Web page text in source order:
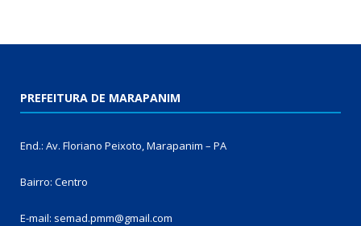
PREFEITURA DE MARAPANIM
End.: Av. Floriano Peixoto, Marapanim – PA
Bairro: Centro
E-mail: semad.pmm@gmail.com